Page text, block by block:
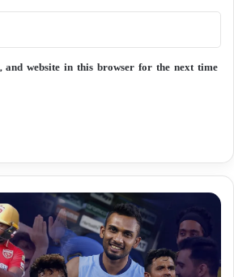
and website in this browser for the next time